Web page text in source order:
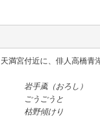
天満宮付近に、俳人高橋青
岩手颪（おろし）
ごうごうと
枯野傾けり